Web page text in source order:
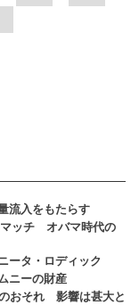
流入をもたらす
マッチ オバマ時代の
ータ・ロディック
ニーの財産
おそれ 影響は甚大と